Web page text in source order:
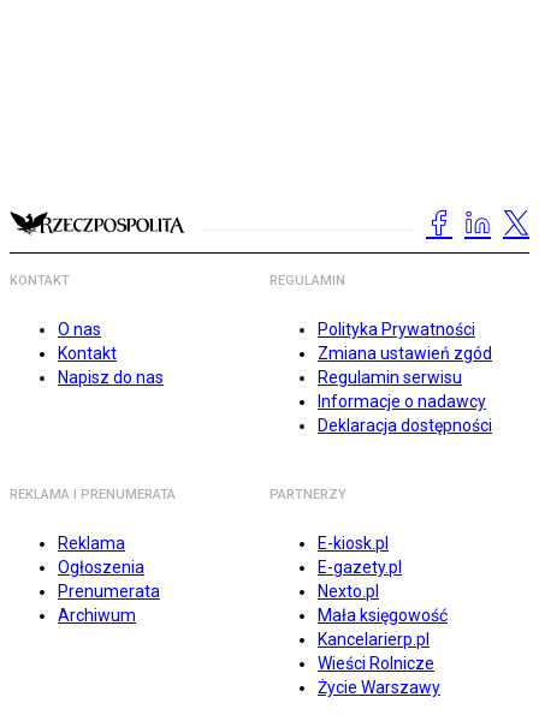
KONTAKT
O nas
Kontakt
Napisz do nas
REGULAMIN
Polityka Prywatności
Zmiana ustawień zgód
Regulamin serwisu
Informacje o nadawcy
Deklaracja dostępności
REKLAMA I PRENUMERATA
Reklama
Ogłoszenia
Prenumerata
Archiwum
PARTNERZY
E-kiosk.pl
E-gazety.pl
Nexto.pl
Mała księgowość
Kancelarierp.pl
Wieści Rolnicze
Życie Warszawy